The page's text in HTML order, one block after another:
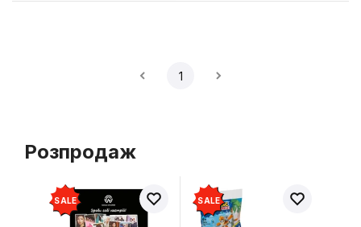
1
Розпродаж
SALE SALE